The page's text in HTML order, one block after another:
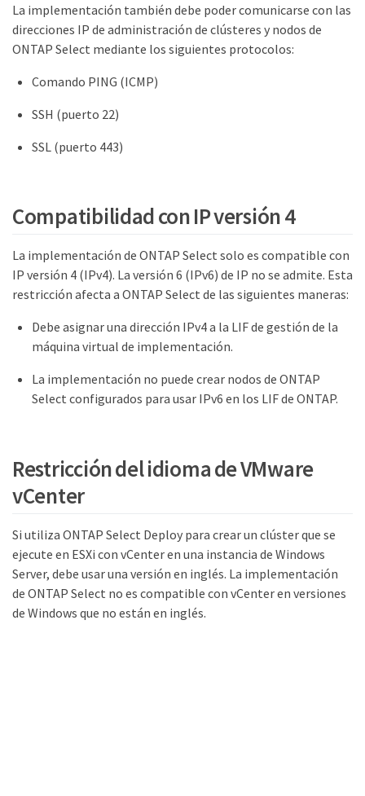
La implementación también debe poder comunicarse con las
direcciones IP de administración de clústeres y nodos de
ONTAP Select mediante los siguientes protocolos:
Comando PING (ICMP)
SSH (puerto 22)
SSL (puerto 443)
Compatibilidad con IP versión 4
La implementación de ONTAP Select solo es compatible con
IP versión 4 (IPv4). La versión 6 (IPv6) de IP no se admite. Esta
restricción afecta a ONTAP Select de las siguientes maneras:
Debe asignar una dirección IPv4 a la LIF de gestión de la
máquina virtual de implementación.
La implementación no puede crear nodos de ONTAP
Select configurados para usar IPv6 en los LIF de ONTAP.
Restricción del idioma de VMware
vCenter
Si utiliza ONTAP Select Deploy para crear un clúster que se
ejecute en ESXi con vCenter en una instancia de Windows
Server, debe usar una versión en inglés. La implementación
de ONTAP Select no es compatible con vCenter en versiones
de Windows que no están en inglés.